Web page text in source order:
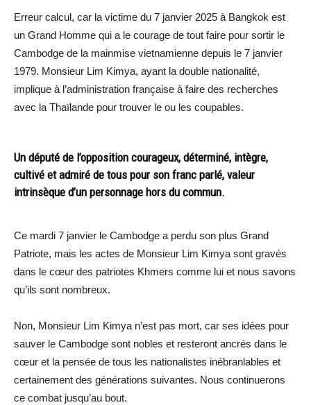
Erreur calcul, car la victime du 7 janvier 2025 à Bangkok est
un Grand Homme qui a le courage de tout faire pour sortir le
Cambodge de la mainmise vietnamienne depuis le 7 janvier
1979. Monsieur Lim Kimya, ayant la double nationalité,
implique à l’administration française à faire des recherches
avec la Thaïlande pour trouver le ou les coupables.
Un député de l’opposition courageux, déterminé, intègre,
cultivé et admiré de tous pour son franc parlé, valeur
intrinsèque d’un personnage hors du commun.
Ce mardi 7 janvier le Cambodge a perdu son plus Grand
Patriote, mais les actes de Monsieur Lim Kimya sont gravés
dans le cœur des patriotes Khmers comme lui et nous savons
qu’ils sont nombreux.
Non, Monsieur Lim Kimya n’est pas mort, car ses idées pour
sauver le Cambodge sont nobles et resteront ancrés dans le
cœur et la pensée de tous les nationalistes inébranlables et
certainement des générations suivantes. Nous continuerons
ce combat jusqu’au bout.